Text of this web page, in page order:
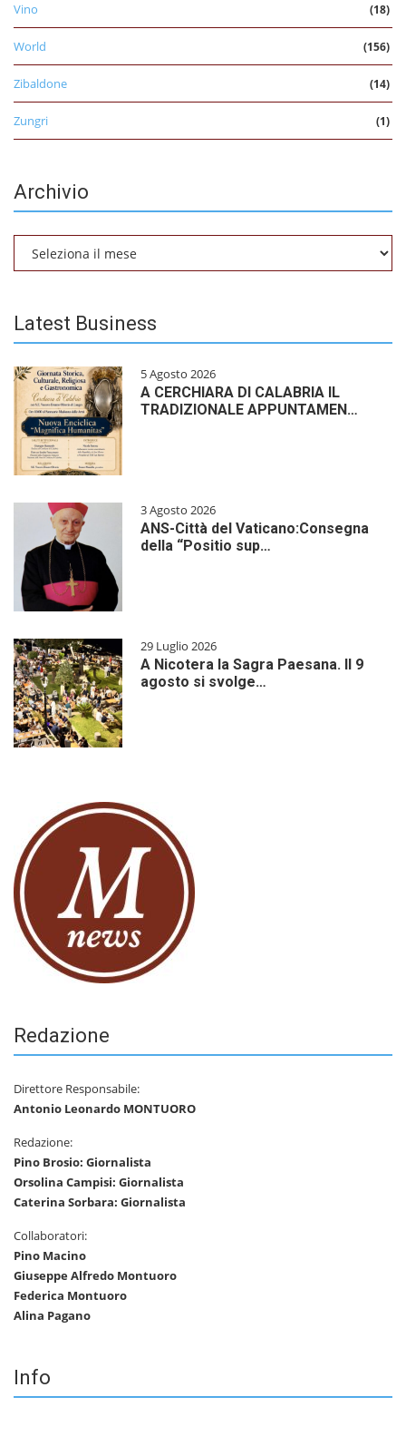
Vino (18)
World (156)
Zibaldone (14)
Zungri (1)
Archivio
Latest Business
5 Agosto 2026
A CERCHIARA DI CALABRIA IL
TRADIZIONALE APPUNTAMEN…
3 Agosto 2026
ANS-Città del Vaticano:Consegna
della “Positio sup…
29 Luglio 2026
A Nicotera la Sagra Paesana. Il 9
agosto si svolge…
Redazione
Direttore Responsabile:
Antonio Leonardo MONTUORO
Redazione:
Pino Brosio: Giornalista
Orsolina Campisi: Giornalista
Caterina Sorbara: Giornalista
Collaboratori:
Pino Macino
Giuseppe Alfredo Montuoro
Federica Montuoro
Alina Pagano
Info